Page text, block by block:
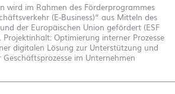
wird im Rahmen des Förderprogrammes
(E-Business)“ aus Mitteln des
der Europäischen Union gefördert (ESF
Projektinhalt: Optimierung interner Prozesse
digitalen Lösung zur Unterstützung und
im Unternehmen